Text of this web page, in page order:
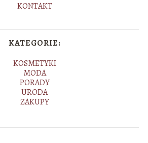
KONTAKT
KATEGORIE:
KOSMETYKI
MODA
PORADY
URODA
ZAKUPY